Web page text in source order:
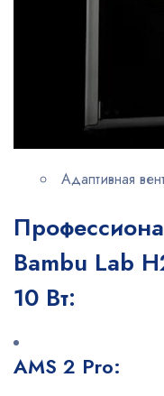
Адаптивная
Bambu Lab
10 Вт:
AMS 2 Pro: